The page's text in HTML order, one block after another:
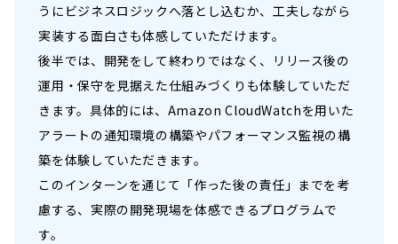
うにビジネスロジックへ落とし込むか、工夫しながら
実装する面白さも体感していただけます。
後半では、開発をして終わりではなく、リリース後の
運用・保守を見据えた仕組みづくりも体験していただ
きます。具体的には、Amazon CloudWatchを用いた
アラートの通知環境の構築やパフォーマンス監視の構
築を体験していただきます。
このインターンを通じて「作った後の責任」までを考
慮する、実際の開発現場を体感できるプログラムで
す。